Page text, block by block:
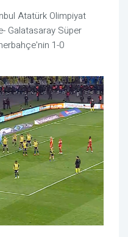
Atatürk Olimpiyat
Galatasaray Süper
1-0